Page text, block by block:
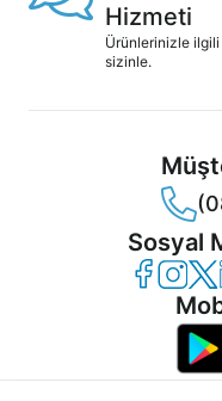
Hizmeti
Ürünlerinizle
sizinle.
Sosyal
Casper